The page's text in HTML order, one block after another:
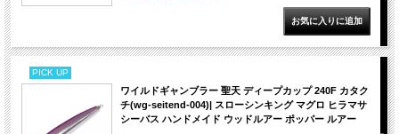
PICK UP
ワイルドギャンブラー 聖天 ディープカップ 240F カタク
チ(wg-seitend-004)| スローシンキング マグロ ヒラマサ
シーバス ハンドメイド ウッドルアー ポッパー ルアー